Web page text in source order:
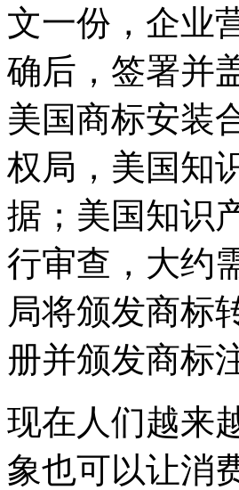
文一份，企业
确后，签署并
美国商标安装
权局，美国知
据；美国知识
行审查，大约
局将颁发商标
册并颁发商标
现在人们越来
象也可以让消